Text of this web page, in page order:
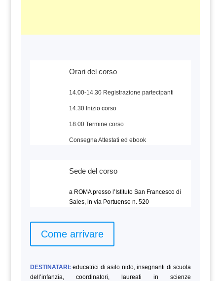
Orari del corso
14.00-14.30 Registrazione partecipanti
14.30 Inizio corso
18.00 Termine corso
Consegna Attestati ed ebook
Sede del corso
a ROMA presso l’Istituto San Francesco di
Sales, in via Portuense n. 520
Come arrivare
DESTINATARI: educatrici di asilo nido, insegnanti di scuola
dell’infanzia, coordinatori, laureati in scienze